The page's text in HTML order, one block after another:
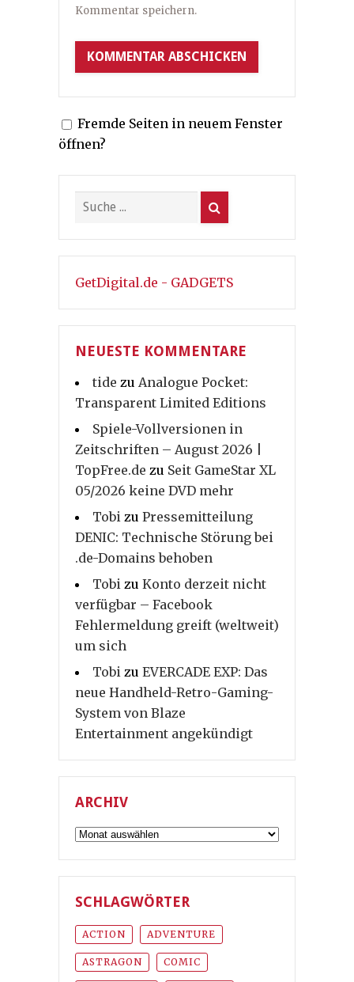
Kommentar speichern.
Fremde Seiten in neuem Fenster
öffnen?
GetDigital.de - GADGETS
NEUESTE KOMMENTARE
tide zu Analogue Pocket:
Transparent Limited Editions
Spiele-Vollversionen in
Zeitschriften – August 2026 |
TopFree.de zu Seit GameStar XL
05/2026 keine DVD mehr
Tobi zu Pressemitteilung
DENIC: Technische Störung bei
.de-Domains behoben
Tobi zu Konto derzeit nicht
verfügbar – Facebook
Fehlermeldung greift (weltweit)
um sich
Tobi zu EVERCADE EXP: Das
neue Handheld-Retro-Gaming-
System von Blaze
Entertainment angekündigt
ARCHIV
Archiv
SCHLAGWÖRTER
ACTION ADVENTURE
ASTRAGON COMIC